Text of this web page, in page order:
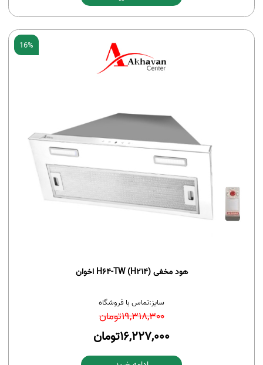
16%
هود مخفی H64-TW (H214) اخوان
سایز:تماس با فروشگاه
19,318,300تومان
16,227,000تومان